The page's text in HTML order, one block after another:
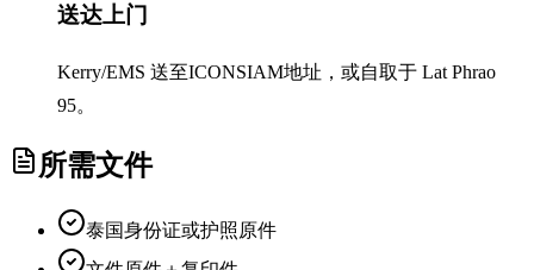
送达上门
Kerry/EMS 送至ICONSIAM地址，或自取于 Lat Phrao
95。
所需文件
泰国身份证或护照原件